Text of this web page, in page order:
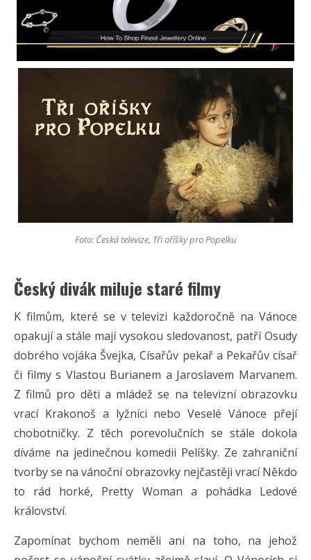
Foto: Česká televize, Tři oříšky pro Popelku
Český divák miluje staré filmy
K filmům, které se v televizi každoročně na Vánoce
opakují a stále mají vysokou sledovanost, patří Osudy
dobrého vojáka Švejka, Císařův pekař a Pekařův císař
či filmy s Vlastou Burianem a Jaroslavem Marvanem.
Z filmů pro děti a mládež se na televizní obrazovku
vrací Krakonoš a lyžníci nebo Veselé Vánoce přejí
chobotničky. Z těch porevolučních se stále dokola
díváme na jedinečnou komedii Pelíšky. Ze zahraniční
tvorby se na vánoční obrazovky nejčastěji vrací Někdo
to rád horké, Pretty Woman a pohádka Ledové
království.
Zapomínat bychom neměli ani na toho, na jehož